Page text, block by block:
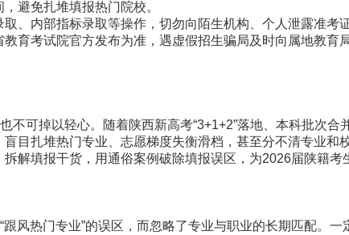
避免扎堆填报热门院校。
内部指标录取等操作，切勿向陌生机构、个人泄露准考
育考试院官方发布为准，遇虚假招生骗局及时向属地教育
可掉以轻心。随着陕西新高考“3+1+2”落地、本科批次合
目扎堆热门专业、志愿梯度失衡滑档，甚至分不清专业
解填报干货，用通俗案例破除填报误区，为2026届陕籍考
热门专业”的误区，而忽略了专业与职业的长期匹配。一